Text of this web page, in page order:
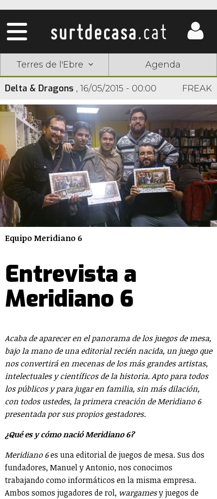
Terres de l'Ebre Agenda
Delta & Dragons , 16/05/2015 - 00:00 FREAK
Equipo Meridiano 6
Entrevista a
Meridiano 6
Acaba de aparecer en el panorama de los juegos de mesa,
bajo la mano de una editorial recién nacida, un juego que
nos convertirá en mecenas de los más grandes artistas,
intelectuales y científicos de la historia. Apto para todos
los públicos y para jugar en familia, sin más dilación,
con todos ustedes, la primera creación de Meridiano 6
presentada por sus propios gestadores.
¿Qué es y cómo nació Meridiano 6?
Meridiano 6es una editorial de juegos de mesa. Sus dos
fundadores, Manuel y Antonio, nos conocimos
trabajando como informáticos en la misma empresa.
Ambos somos jugadores de rol, wargamesy juegos de